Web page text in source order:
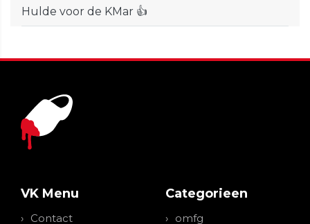
Hulde voor de KMar 👍
VK Menu
Contact
Categorieen
omfg